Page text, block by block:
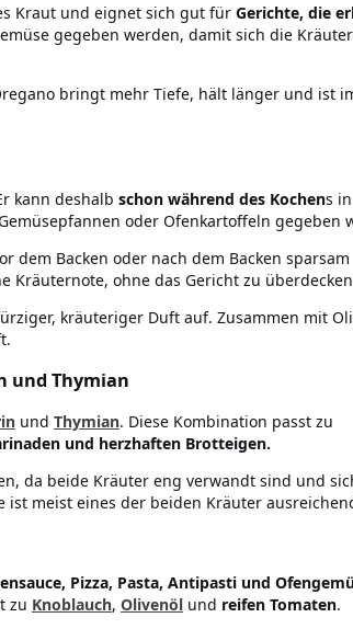
Kraut und eignet sich gut für Gerichte, die
gegeben werden, damit sich die
bringt mehr Tiefe, hält länger und ist
kann deshalb schon während des Kochens in
oder Ofenkartoffeln gegeben
dem Backen oder nach dem Backen sparsam
Kräuternote, ohne das Gericht zu
kräuteriger Duft auf. Zusammen mit
und Thymian
und Thymian. Diese Kombination passt zu
und herzhaften Brotteigen.
da beide Kräuter eng verwandt sind und
meist eines der beiden Kräuter
Pizza, Pasta, Antipasti und
zu Knoblauch, Olivenöl und reifen Tomaten.